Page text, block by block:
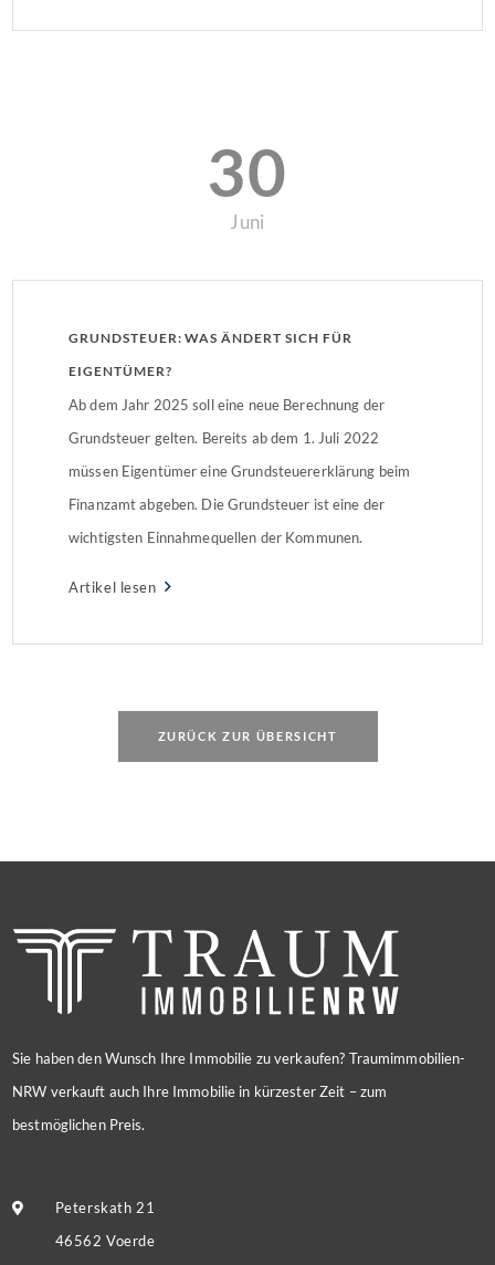
30
Juni
GRUNDSTEUER: WAS ÄNDERT SICH FÜR
EIGENTÜMER?
Ab dem Jahr 2025 soll eine neue Berechnung der
Grundsteuer gelten. Bereits ab dem 1. Juli 2022
müssen Eigentümer eine Grundsteuererklärung beim
Finanzamt abgeben. Die Grundsteuer ist eine der
wichtigsten Einnahmequellen der Kommunen.
Artikel lesen
ZURÜCK ZUR ÜBERSICHT
Sie haben den Wunsch Ihre Immobilie zu verkaufen? Traumimmobilien-
NRW verkauft auch Ihre Immobilie in kürzester Zeit – zum
bestmöglichen Preis.
Peterskath 21
46562 Voerde